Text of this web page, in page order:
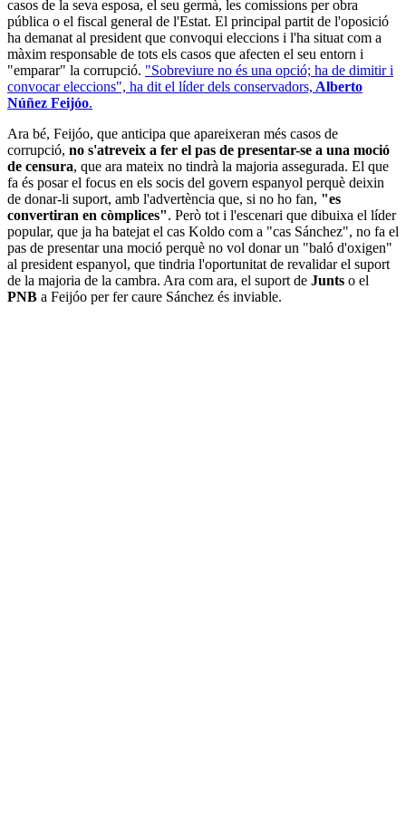
casos de la seva esposa, el seu germà, les comissions per obra
pública o el fiscal general de l'Estat. El principal partit de l'oposició
ha demanat al president que convoqui eleccions i l'ha situat com a
màxim responsable de tots els casos que afecten el seu entorn i
"emparar" la corrupció. "Sobreviure no és una opció; ha de dimitir i
convocar eleccions", ha dit el líder dels conservadors, Alberto
Núñez Feijóo.
Ara bé, Feijóo, que anticipa que apareixeran més casos de
corrupció, no s'atreveix a fer el pas de presentar-se a una moció
de censura, que ara mateix no tindrà la majoria assegurada. El que
fa és posar el focus en els socis del govern espanyol perquè deixin
de donar-li suport, amb l'advertència que, si no ho fan, "es
convertiran en còmplices". Però tot i l'escenari que dibuixa el líder
popular, que ja ha batejat el cas Koldo com a "cas Sánchez", no fa el
pas de presentar una moció perquè no vol donar un "baló d'oxigen"
al president espanyol, que tindria l'oportunitat de revalidar el suport
de la majoria de la cambra. Ara com ara, el suport de Junts o el
PNB a Feijóo per fer caure Sánchez és inviable.